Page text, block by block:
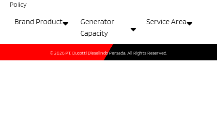
Policy
Brand Product
Generator
Capacity
Service Area
© 2026 PT. Ducotti Dieselindo Persada. All Rights Reserved.